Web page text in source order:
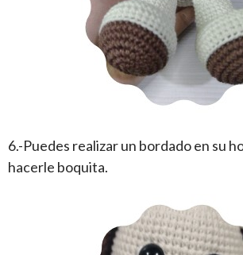
6.-Puedes realizar un bordado en su
hacerle boquita.